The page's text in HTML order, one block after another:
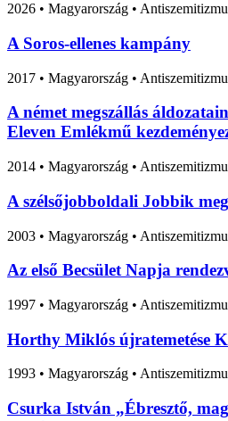
2026 • Magyarország •
A Soros-ellenes kampány
2017 • Magyarország •
A német megszállás
Eleven Emlékmű
2014 • Magyarország •
A szélsőjobboldali Jobbik
2003 • Magyarország •
Az első Becsület Napja
1997 • Magyarország •
Horthy Miklós újratemetése
1993 • Magyarország •
Csurka István „Ébresztő,